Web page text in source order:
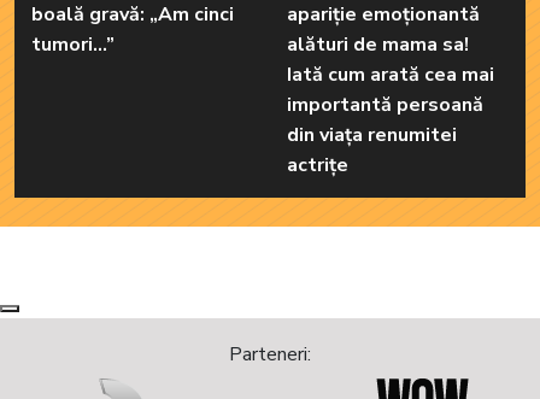
boală gravă: „Am cinci
tumori...”
apariție emoționantă
alături de mama sa!
Iată cum arată cea mai
importantă persoană
din viața renumitei
actrițe
Next
Previous
Parteneri: